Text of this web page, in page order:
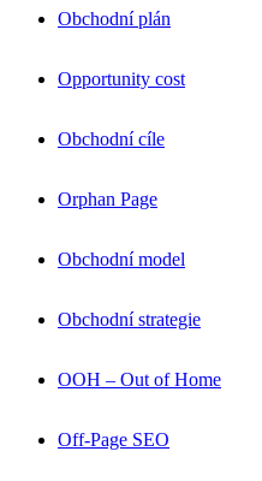
Obchodní plán
Opportunity cost
Obchodní cíle
Orphan Page
Obchodní model
Obchodní strategie
OOH – Out of Home
Off-Page SEO